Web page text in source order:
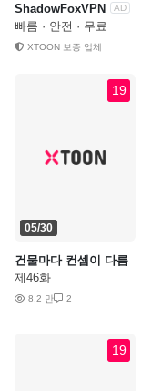
ShadowFoxVPN AD
빠름 · 안전 · 무료
XTOON 보증 업체
19
05/30
건물마다 컨셉이 다름
제46화
8.2 만 2
19